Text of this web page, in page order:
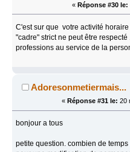
« Réponse #30 le:
C'est sur que votre activité
"cadre" strict ne peut être
professions au service de la
Adoresonmetiermais...
« Réponse #31 le: 20
bonjour a tous
petite question. combien de